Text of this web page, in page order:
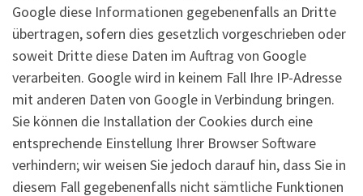
Google diese Informationen gegebenenfalls an Dritte
übertragen, sofern dies gesetzlich vorgeschrieben oder
soweit Dritte diese Daten im Auftrag von Google
verarbeiten. Google wird in keinem Fall Ihre IP-Adresse
mit anderen Daten von Google in Verbindung bringen.
Sie können die Installation der Cookies durch eine
entsprechende Einstellung Ihrer Browser Software
verhindern; wir weisen Sie jedoch darauf hin, dass Sie in
diesem Fall gegebenenfalls nicht sämtliche Funktionen